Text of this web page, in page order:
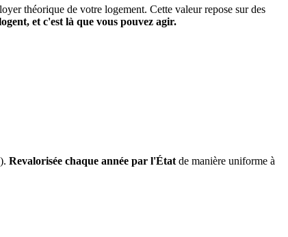
théorique de votre logement. Cette valeur repose sur des
et c'est là que vous pouvez agir.
Revalorisée chaque année par l'État de manière uniforme à